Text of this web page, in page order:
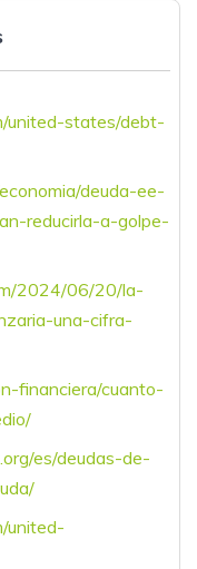
united-states/debt-
deuda-ee-
reducirla-a-golpe-
2024/06/20/la-
una-cifra-
financiera/cuanto-
es/deudas-de-
united-